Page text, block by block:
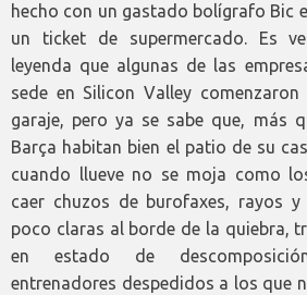
hecho con un gastado bolígrafo Bic
un ticket de supermercado. Es
leyenda que algunas de las
sede en Silicon Valley
garaje, pero ya se sabe que, más
Barça habitan bien el patio de su
cuando llueve no se moja como
caer chuzos de burofaxes, rayos y
poco claras al borde de la quiebra,
en estado de
entrenadores despedidos a los que